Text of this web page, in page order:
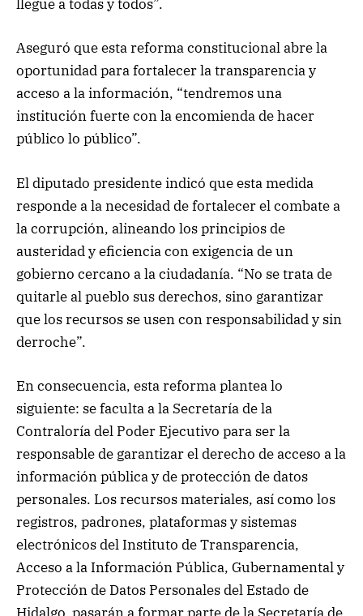
llegue a todas y todos”.
Aseguró que esta reforma constitucional abre la
oportunidad para fortalecer la transparencia y
acceso a la información, “tendremos una
institución fuerte con la encomienda de hacer
público lo público”.
El diputado presidente indicó que esta medida
responde a la necesidad de fortalecer el combate a
la corrupción, alineando los principios de
austeridad y eficiencia con exigencia de un
gobierno cercano a la ciudadanía. “No se trata de
quitarle al pueblo sus derechos, sino garantizar
que los recursos se usen con responsabilidad y sin
derroche”.
En consecuencia, esta reforma plantea lo
siguiente: se faculta a la Secretaría de la
Contraloría del Poder Ejecutivo para ser la
responsable de garantizar el derecho de acceso a la
información pública y de protección de datos
personales. Los recursos materiales, así como los
registros, padrones, plataformas y sistemas
electrónicos del Instituto de Transparencia,
Acceso a la Información Pública, Gubernamental y
Protección de Datos Personales del Estado de